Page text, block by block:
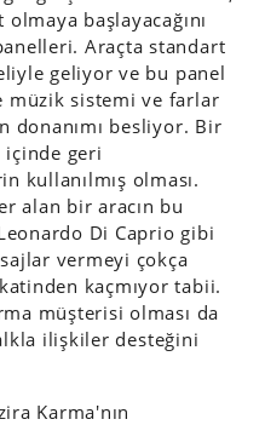
başlayacağını
Araçta standart
geliyor ve bu panel
müzik sistemi ve farlar
donanımı besliyor. Bir
içinde geri
kullanılmış olması.
alan bir aracın bu
Di Caprio gibi
vermeyi çokça
kaçmıyor tabii.
müşterisi olması da
ilişkiler desteğini
Karma'nın